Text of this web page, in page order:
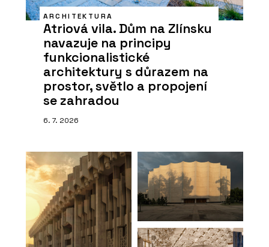
ARCHITEKTURA
Atriová vila. Dům na Zlínsku
navazuje na principy
funkcionalistické
architektury s důrazem na
prostor, světlo a propojení
se zahradou
6. 7. 2026